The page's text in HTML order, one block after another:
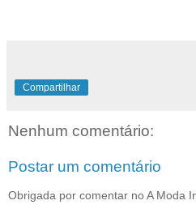
Compartilhar
Nenhum comentário:
Postar um comentário
Obrigada por comentar no A Moda